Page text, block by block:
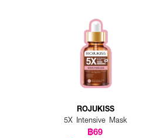
ROJUKISS
5X Intensive Mask
฿69